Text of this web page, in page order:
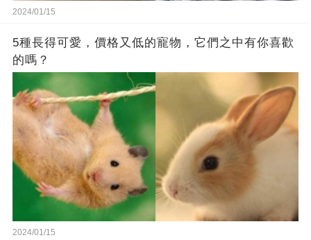
2024/01/15
5種長得可愛，價格又低的寵物，它們之中有你喜歡
的嗎？
2024/01/15